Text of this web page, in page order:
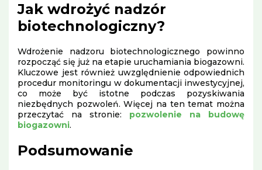
Jak wdrożyć nadzór
biotechnologiczny?
Wdrożenie nadzoru biotechnologicznego powinno
rozpocząć się już na etapie uruchamiania biogazowni.
Kluczowe jest również uwzględnienie odpowiednich
procedur monitoringu w dokumentacji inwestycyjnej,
co może być istotne podczas pozyskiwania
niezbędnych pozwoleń. Więcej na ten temat można
przeczytać na stronie: pozwolenie na budowę
biogazowni.
Podsumowanie